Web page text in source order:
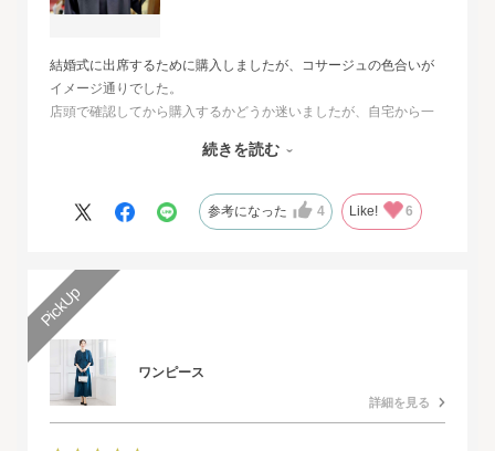
結婚式に出席するために購入しましたが、コサージュの色合いが
イメージ通りでした。
店頭で確認してから購入するかどうか迷いましたが、自宅から一
オンラインショップは写真数が多くじっくりと検討することがで
また、購入するとすぐに届くのでとても便利だと思いました。
続きを読む
参考になった 4 Like! 6
ワンピース
詳細を見る